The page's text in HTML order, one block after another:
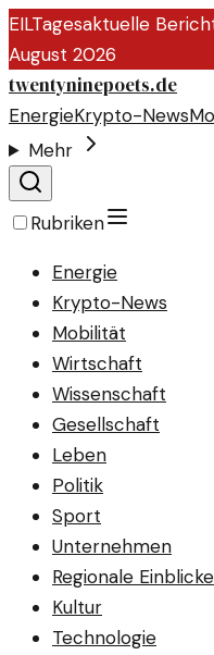
EILTagesaktuelle
August 2026
twentyninepoets.de
EnergieKrypto-News
Mehr
Rubriken
Energie
Krypto-News
Mobilität
Wirtschaft
Wissenschaft
Gesellschaft
Leben
Politik
Sport
Unternehmen
Regionale Einblicke
Kultur
Technologie